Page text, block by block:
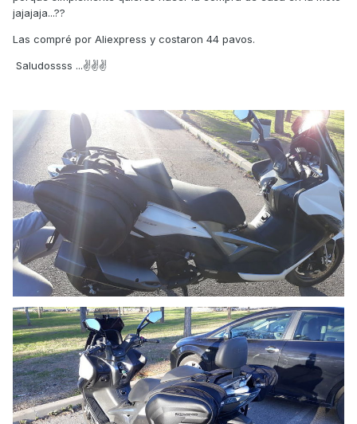
jajajaja...??
Las compré por Aliexpress y costaron 44 pavos.
Saludossss ...✌✌✌